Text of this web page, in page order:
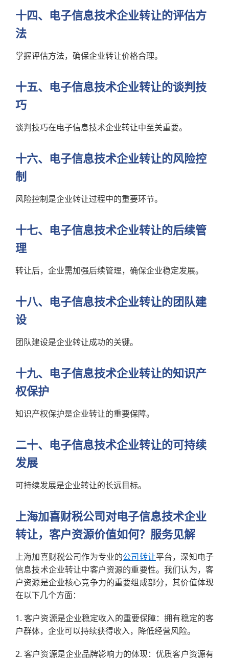
十四、电子信息技术企业转让的评估方
法
掌握评估方法，确保企业转让价格合理。
十五、电子信息技术企业转让的谈判技
巧
谈判技巧在电子信息技术企业转让中至关重要。
十六、电子信息技术企业转让的风险控
制
风险控制是企业转让过程中的重要环节。
十七、电子信息技术企业转让的后续管
理
转让后，企业需加强后续管理，确保企业稳定发展。
十八、电子信息技术企业转让的团队建
设
团队建设是企业转让成功的关键。
十九、电子信息技术企业转让的知识产
权保护
知识产权保护是企业转让的重要保障。
二十、电子信息技术企业转让的可持续
发展
可持续发展是企业转让的长远目标。
上海加喜财税公司对电子信息技术企业
转让，客户资源价值如何？服务见解
上海加喜财税公司作为专业的公司转让平台，深知电子
信息技术企业转让中客户资源的重要性。我们认为，客
户资源是企业核心竞争力的重要组成部分，其价值体现
在以下几个方面：
1. 客户资源是企业稳定收入的重要保障：拥有稳定的客
户群体，企业可以持续获得收入，降低经营风险。
2. 客户资源是企业品牌影响力的体现：优质客户资源有